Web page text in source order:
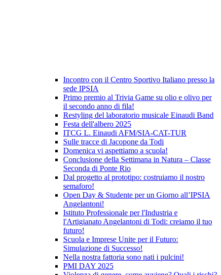
Incontro con il Centro Sportivo Italiano presso la
sede IPSIA
Primo premio al Trivia Game su olio e olivo per
il secondo anno di fila!
Restyling del laboratorio musicale Einaudi Band
Festa dell'albero 2025
ITCG L. Einaudi AFM/SIA-CAT-TUR
Sulle tracce di Jacopone da Todi
Domenica vi aspettiamo a scuola!
Conclusione della Settimana in Natura – Classe
Seconda di Ponte Rio
Dal progetto al prototipo: costruiamo il nostro
semaforo!
Open Day & Studente per un Giorno all’IPSIA
Angelantoni!
Istituto Professionale per l'Industria e
l'Artigianato Angelantoni di Todi: creiamo il tuo
futuro!
Scuola e Imprese Unite per il Futuro:
Simulazione di Successo!
Nella nostra fattoria sono nati i pulcini!
PMI DAY 2025